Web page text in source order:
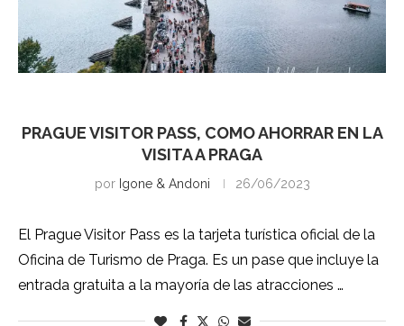
PRAGUE VISITOR PASS, COMO AHORRAR EN LA
VISITA A PRAGA
por Igone & Andoni 26/06/2023
El Prague Visitor Pass es la tarjeta turística oficial de la
Oficina de Turismo de Praga. Es un pase que incluye la
entrada gratuita a la mayoría de las atracciones …